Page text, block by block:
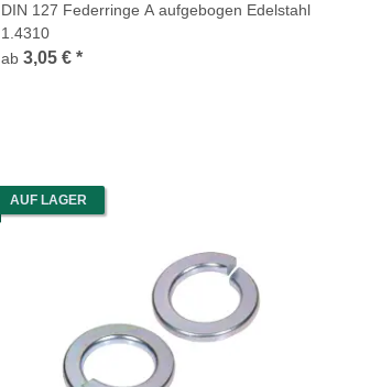
DIN 127 Federringe A aufgebogen Edelstahl
1.4310
ab 3,05 € *
AUF LAGER